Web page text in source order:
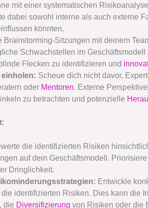
mit einer systematischen
dabei sowohl interne als auch externe
könnten.
Brainstorming-Sitzungen mit deinem
Schwachstellen im
Flecken zu identifizieren und
Scheue dich nicht davor,
oder Mentoren. Externe
zu betrachten und potenzielle
die identifizierten Risiken
auf dein Geschäftsmodell.
Dringlichkeit.
Entwickle
identifizierten Risiken. Dies kann die
die Diversifizierung von Risiken oder die